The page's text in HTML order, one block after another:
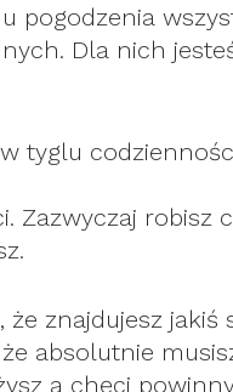
pogodzenia
Dla nich
tyglu
Zazwyczaj robisz
że znajdujesz
absolutnie
a chęci